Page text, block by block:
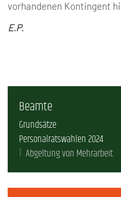
vorhandenen Kontingent
E.P.
Beamte
Grundsätze
Personalratswahlen 2024
Abgeltung von Mehrarbeit